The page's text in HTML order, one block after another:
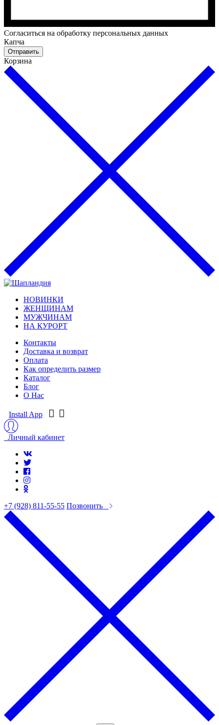
Cогласиться на обработку персональных данных
Капча
Отправить
Корзина
НОВИНКИ
ЖЕНЩИНАМ
МУЖЧИНАМ
НА КУРОРТ
Контакты
Доставка и возврат
Оплата
Как определить размер
Каталог
Блог
О Нас
Install App
Личный кабинет
+7 (928) 811-55-55 Позвонить